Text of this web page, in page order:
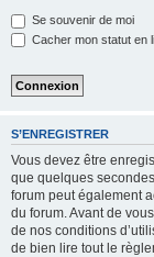
Se souvenir de moi
Cacher mon statut en
S’ENREGISTRER
Vous devez être
que quelques
forum peut également
du forum. Avant de
de nos conditions
de bien lire tout le